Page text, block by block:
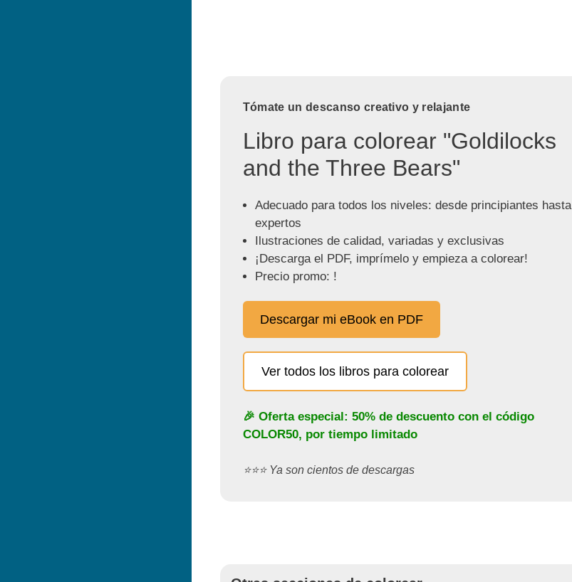
Tómate un descanso creativo y relajante
Libro para colorear "Goldilocks
and the Three Bears"
Adecuado para todos los niveles: desde principiantes hasta
expertos
Ilustraciones de calidad, variadas y exclusivas
¡Descarga el PDF, imprímelo y empieza a colorear!
Precio promo: !
Descargar mi eBook en PDF
Ver todos los libros para colorear
🎉 Oferta especial: 50% de descuento con el código
COLOR50, por tiempo limitado
⭐️⭐️⭐️ Ya son cientos de descargas